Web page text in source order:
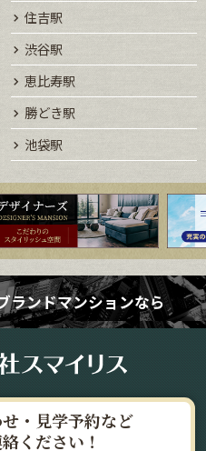
住吉駅
渋谷駅
恵比寿駅
勝どき駅
池袋駅
ランドマンションなら
・見学予約など
ください！